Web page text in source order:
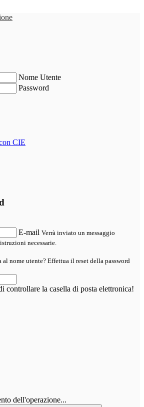
Nome Utente
Password
CIE
E-mail Verrà inviato un messaggio
necessarie.
al nome utente? Effettua il reset della password
controllare la casella di posta elettronica!
dell'operazione...